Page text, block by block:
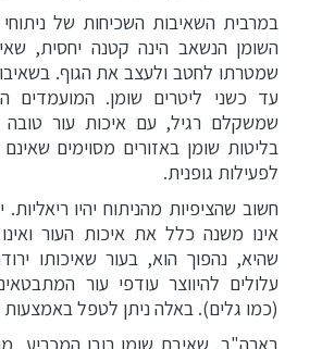
במרבית השאיבות השכיחות של
השומן הנשאב הינה קטנה יחסית,
שמטרתו לחטב ולעצב את הגוף.
עד כשני ליטרים שומן. המועמדים
שמשקלם רגיל, עם איכות עור טובה
בליטות שומן באזורים מסוימים
לפעילות גופנית.
חשוב שהציפיות מהניתוח יהיו
אינו משנה כלל את איכות העור
שהיא, נהפוך הוא, בעור שאיכותו
עלולים להיווצר עודפי עור
(כמו גלים). באלה ניתן לטפל באמצעות